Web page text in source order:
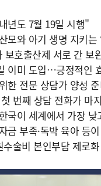
년도 7월 19일 시행"
모와 아기 생명 지키는
보호출산제 서로 간 보
이미 도입…긍정적인
한 전문 상담가 양성
번째 상담 전화가 마
국이 세계에서 가장
금 부족·독박 육아 등
술비 본인부담 제로